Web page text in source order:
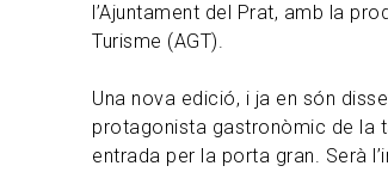
l’Ajuntament del Prat, amb la
Turisme (AGT).
Una nova edició, i ja en són
protagonista gastronòmic de la
entrada per la porta gran. Serà